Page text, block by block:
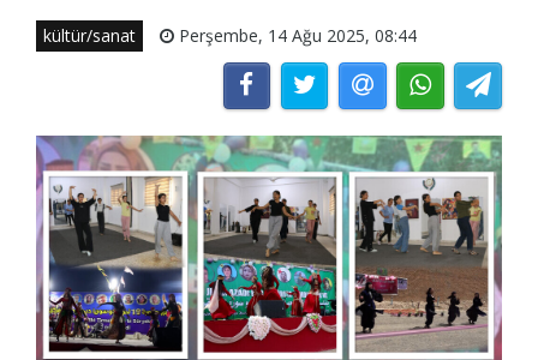
kültür/sanat Perşembe, 14 Ağu 2025, 08:44